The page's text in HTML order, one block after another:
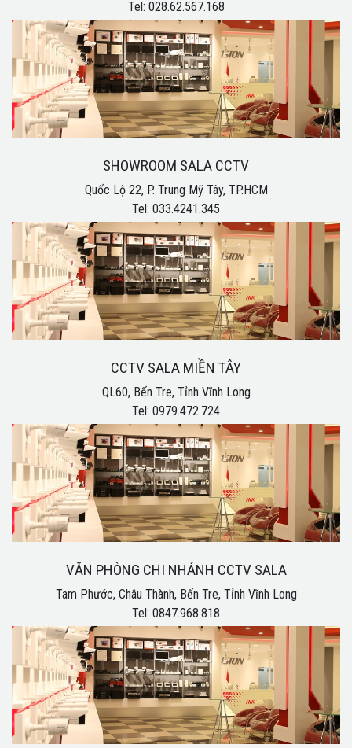
Tel: 028.62.567.168
SHOWROOM SALA CCTV
Quốc Lộ 22, P. Trung Mỹ Tây, TP.HCM
Tel: 033.4241.345
CCTV SALA MIỀN TÂY
QL60, Bến Tre, Tỉnh Vĩnh Long
Tel: 0979.472.724
VĂN PHÒNG CHI NHÁNH CCTV SALA
Tam Phước, Châu Thành, Bến Tre, Tỉnh Vĩnh Long
Tel: 0847.968.818